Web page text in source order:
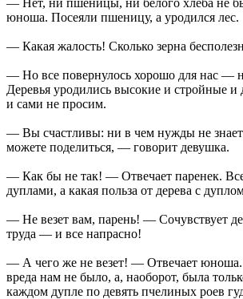
юноша. Посеяли пшеницу, а уродился лес.
— Какая жалость! Сколько зерна
— Но все повернулось хорошо для нас —
Деревья уродились высокие и стройные
и сами не просим.
— Вы счастливы: ни в чем нужды не
можете поделиться, — говорит девушка.
— Как бы не так! — Отвечает паренек.
дуплами, а какая польза от дерева с
— Не везет вам, парень! — Сочувствует
труда — и все напрасно!
— А чего же не везет! — Отвечает
вреда нам не было, а, наоборот, была
каждом дупле по девять пчелиных роев